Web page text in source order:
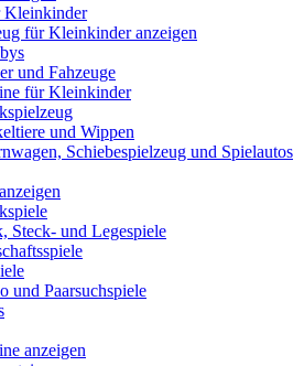
Kleinkinder
für Kleinkinder anzeigen
und Fahzeuge
für Kleinkinder
und Wippen
Schiebespielzeug und Spielautos
Steck- und Legespiele
und Paarsuchspiele
anzeigen